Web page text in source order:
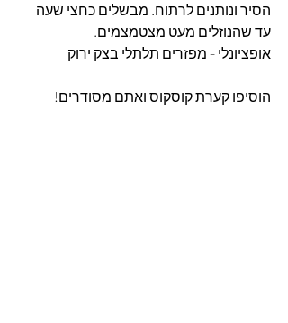
הסיר ונותנים לרתוח. מבשלים כחצי שעה
עד שהנוזלים מעט מצטמצמים.
אופציונלי - מפזרים תלתלי בצק ירוק
הוסיפו קערת קוסקוס ואתם מסודרים!